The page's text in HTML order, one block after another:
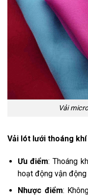
Vải
Vải lót lưới thoáng khí
Ưu điểm: Thoáng
hoạt động vận động
Nhược điểm: